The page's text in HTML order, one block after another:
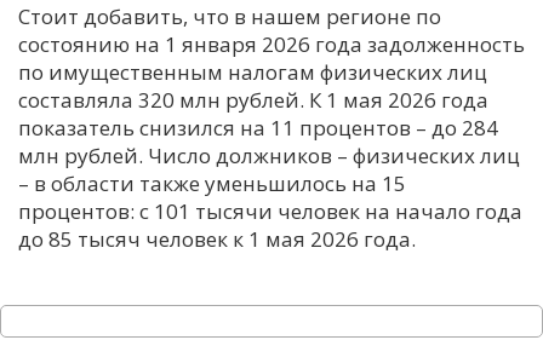
Стоит добавить, что в нашем регионе по
состоянию на 1 января 2026 года задолженность
по имущественным налогам физических лиц
составляла 320 млн рублей. К 1 мая 2026 года
показатель снизился на 11 процентов – до 284
млн рублей. Число должников – физических лиц
– в области также уменьшилось на 15
процентов: с 101 тысячи человек на начало года
до 85 тысяч человек к 1 мая 2026 года.